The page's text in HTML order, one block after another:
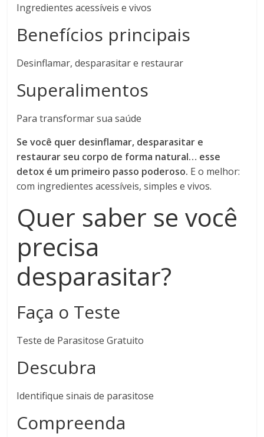
Ingredientes acessíveis e vivos
Benefícios principais
Desinflamar, desparasitar e restaurar
Superalimentos
Para transformar sua saúde
Se você quer desinflamar, desparasitar e
restaurar seu corpo de forma natural… esse
detox é um primeiro passo poderoso. E o melhor:
com ingredientes acessíveis, simples e vivos.
Quer saber se você
precisa
desparasitar?
Faça o Teste
Teste de Parasitose Gratuito
Descubra
Identifique sinais de parasitose
Compreenda